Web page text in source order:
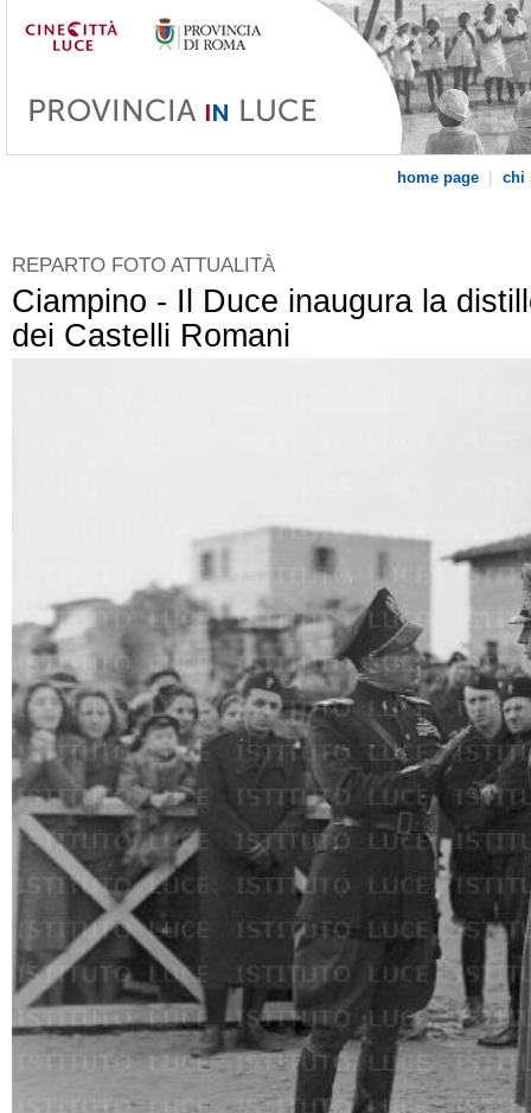
home page | chi
REPARTO FOTO ATTUALITÀ
Ciampino - Il Duce inaugura la
dei Castelli Romani